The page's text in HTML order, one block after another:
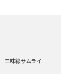
三味線サムライ